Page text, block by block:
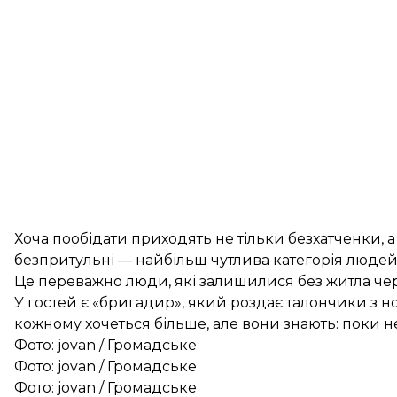
Хоча пообідати приходять не тільки безхатченки,
безпритульні — найбільш чутлива категорія
Це переважно люди, які залишилися без житла
У гостей є «бригадир», який роздає талончики з
кожному хочеться більше, але вони знають: поки
Фото: jovan / Громадське
Фото: jovan / Громадське
Фото: jovan / Громадське